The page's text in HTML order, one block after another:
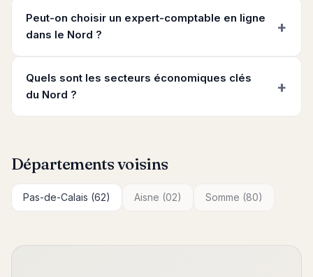
Peut-on choisir un expert-comptable en ligne
dans le Nord ?
Quels sont les secteurs économiques clés
du Nord ?
Départements voisins
Pas-de-Calais (62) Aisne (02) Somme (80)